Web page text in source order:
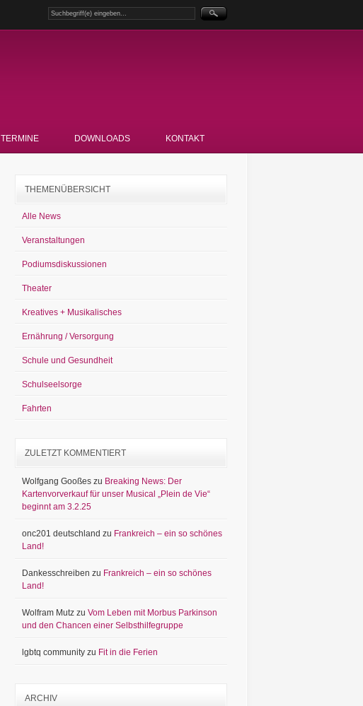
TERMINE DOWNLOADS KONTAKT
THEMENÜBERSICHT
Alle News
Veranstaltungen
Podiumsdiskussionen
Theater
Kreatives + Musikalisches
Ernährung / Versorgung
Schule und Gesundheit
Schulseelsorge
Fahrten
ZULETZT KOMMENTIERT
Wolfgang Gooßes zu Breaking News: Der
Kartenvorverkauf für unser Musical „Plein de Vie“
beginnt am 3.2.25
onc201 deutschland zu Frankreich – ein so schönes
Land!
Dankesschreiben zu Frankreich – ein so schönes
Land!
Wolfram Mutz zu Vom Leben mit Morbus Parkinson
und den Chancen einer Selbsthilfegruppe
lgbtq community zu Fit in die Ferien
ARCHIV